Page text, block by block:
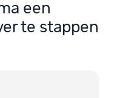
een
te stappen